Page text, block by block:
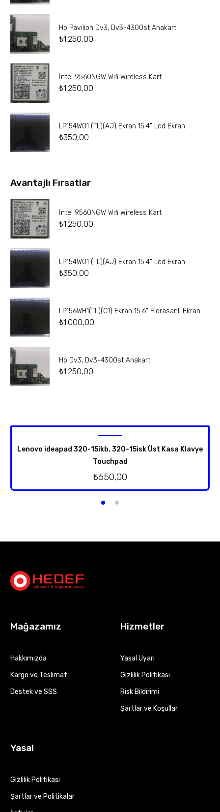
Hp Pavilion Dv3, Dv3-4300st Anakart
₺1.250,00
İntel 9560NGW Wifi Wireless Kart
₺1.250,00
LP154W01 (TL)(AJ) Ekran 15.4” Lcd Ekran
₺350,00
Avantajlı Fırsatlar
İntel 9560NGW Wifi Wireless Kart
₺1.250,00
LP154W01 (TL)(AJ) Ekran 15.4” Lcd Ekran
₺350,00
LP156WH1(TL)(C1) Ekran 15.6” Florasanlı Ekran
₺1.000,00
Hp Dv3, Dv3-4300st Anakart
₺1.250,00
Lenovo ideapad 320-15ikb, 320-15isk Üst Kasa Klavye
Touchpad
₺650,00
Mağazamız
Hakkımızda
Kargo ve Teslimat
Destek ve SSS
Hizmetler
Yasal Uyarı
Gizlilik Politikası
Risk Bildirimi
Şartlar ve Koşullar
Yasal
Gizlilik Politikası
Şartlar ve Politikalar